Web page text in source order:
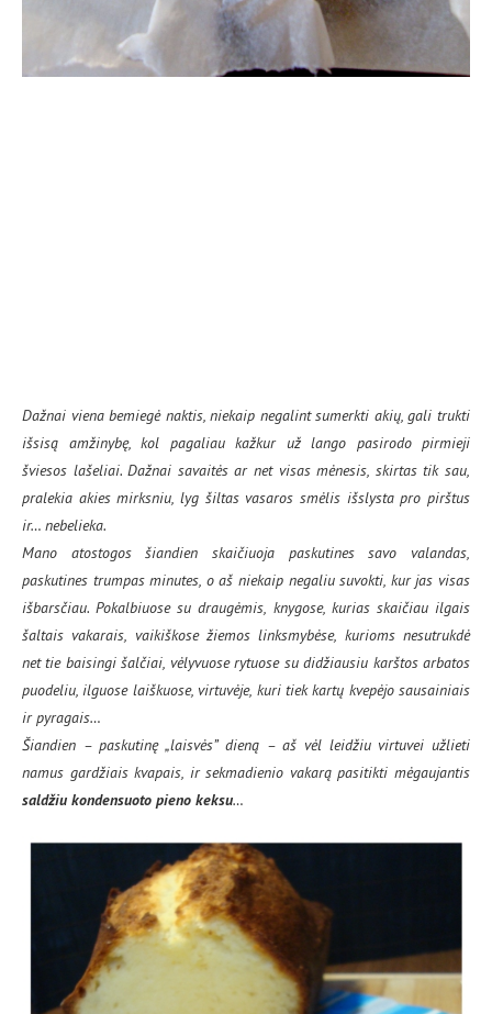
Dažnai viena bemiegė naktis, niekaip negalint sumerkti akių, gali trukti
išsisą amžinybę, kol pagaliau kažkur už lango pasirodo pirmieji
šviesos lašeliai. Dažnai savaitės ar net visas mėnesis, skirtas tik sau,
pralekia akies mirksniu, lyg šiltas vasaros smėlis išslysta pro pirštus
ir… nebelieka.
Mano atostogos šiandien skaičiuoja paskutines savo valandas,
paskutines trumpas minutes, o aš niekaip negaliu suvokti, kur jas visas
išbarsčiau. Pokalbiuose su draugėmis, knygose, kurias skaičiau ilgais
šaltais vakarais, vaikiškose žiemos linksmybėse, kurioms nesutrukdė
net tie baisingi šalčiai, vėlyvuose rytuose su didžiausiu karštos arbatos
puodeliu, ilguose laiškuose, virtuvėje, kuri tiek kartų kvepėjo sausainiais
ir pyragais…
Šiandien – paskutinę „laisvės” dieną – aš vėl leidžiu virtuvei užlieti
namus gardžiais kvapais, ir sekmadienio vakarą pasitikti mėgaujantis
saldžiu kondensuoto pieno keksu…